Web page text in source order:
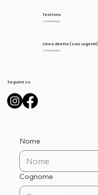
Nome
Cognome
Telefono
+39 3518112321
Linea diretta (solo urgenti)
+39 3518112321
Seguimi su